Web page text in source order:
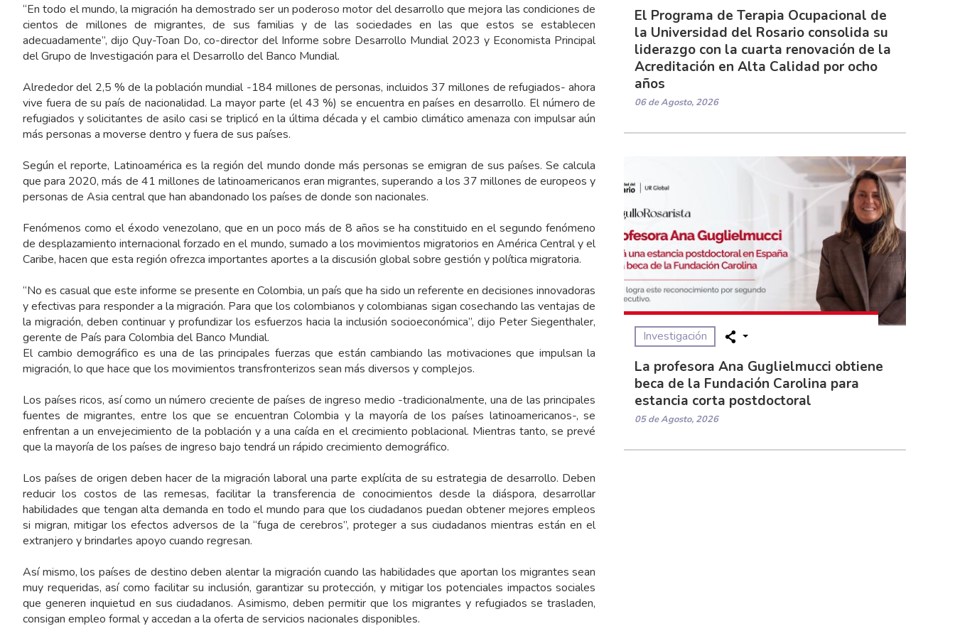
“En todo el mundo, la migración ha demostrado ser un poderoso motor del desarrollo que mejora las condiciones de
cientos de millones de migrantes, de sus familias y de las sociedades en las que estos se establecen
adecuadamente”, dijo Quy-Toan Do, co-director del Informe sobre Desarrollo Mundial 2023 y Economista Principal
del Grupo de Investigación para el Desarrollo del Banco Mundial.
Alrededor del 2,5 % de la población mundial -184 millones de personas, incluidos 37 millones de refugiados- ahora
vive fuera de su país de nacionalidad. La mayor parte (el 43 %) se encuentra en países en desarrollo. El número de
refugiados y solicitantes de asilo casi se triplicó en la última década y el cambio climático amenaza con impulsar aún
más personas a moverse dentro y fuera de sus países.
Según el reporte, Latinoamérica es la región del mundo donde más personas se emigran de sus países. Se calcula
que para 2020, más de 41 millones de latinoamericanos eran migrantes, superando a los 37 millones de europeos y
personas de Asia central que han abandonado los países de donde son nacionales.
Fenómenos como el éxodo venezolano, que en un poco más de 8 años se ha constituido en el segundo fenómeno
de desplazamiento internacional forzado en el mundo, sumado a los movimientos migratorios en América Central y el
Caribe, hacen que esta región ofrezca importantes aportes a la discusión global sobre gestión y política migratoria.
“No es casual que este informe se presente en Colombia, un país que ha sido un referente en decisiones innovadoras
y efectivas para responder a la migración. Para que los colombianos y colombianas sigan cosechando las ventajas de
la migración, deben continuar y profundizar los esfuerzos hacia la inclusión socioeconómica”, dijo Peter Siegenthaler,
gerente de País para Colombia del Banco Mundial.
El cambio demográfico es una de las principales fuerzas que están cambiando las motivaciones que impulsan la
migración, lo que hace que los movimientos transfronterizos sean más diversos y complejos.
Los países ricos, así como un número creciente de países de ingreso medio -tradicionalmente, una de las principales
fuentes de migrantes, entre los que se encuentran Colombia y la mayoría de los países latinoamericanos-, se
enfrentan a un envejecimiento de la población y a una caída en el crecimiento poblacional. Mientras tanto, se prevé
que la mayoría de los países de ingreso bajo tendrá un rápido crecimiento demográfico.
Los países de origen deben hacer de la migración laboral una parte explícita de su estrategia de desarrollo. Deben
reducir los costos de las remesas, facilitar la transferencia de conocimientos desde la diáspora, desarrollar
habilidades que tengan alta demanda en todo el mundo para que los ciudadanos puedan obtener mejores empleos
si migran, mitigar los efectos adversos de la “fuga de cerebros”, proteger a sus ciudadanos mientras están en el
extranjero y brindarles apoyo cuando regresan.
Así mismo, los países de destino deben alentar la migración cuando las habilidades que aportan los migrantes sean
muy requeridas, así como facilitar su inclusión, garantizar su protección, y mitigar los potenciales impactos sociales
que generen inquietud en sus ciudadanos. Asimismo, deben permitir que los migrantes y refugiados se trasladen,
consigan empleo formal y accedan a la oferta de servicios nacionales disponibles.
El Programa de Terapia Ocupacional de
la Universidad del Rosario consolida su
liderazgo con la cuarta renovación de la
Acreditación en Alta Calidad por ocho
años
06 de Agosto, 2026
Investigación
La profesora Ana Guglielmucci obtiene
beca de la Fundación Carolina para
estancia corta postdoctoral
05 de Agosto, 2026